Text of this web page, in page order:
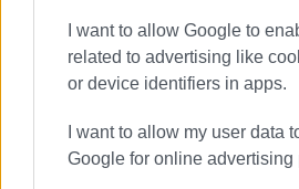
I want to allow Google to
related to advertising like
or device identifiers in apps.
I want to allow my user data
Google for online advertising
Διαρροή
Αχαράβη,
19 ΜΑΪ́ΟΥ
Χάκαραν την
προσωπικών